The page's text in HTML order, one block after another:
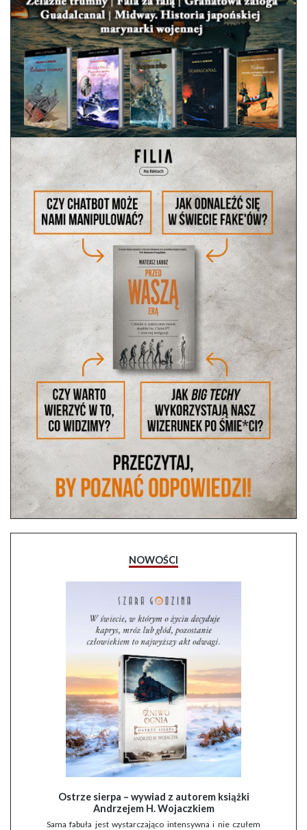
NOWOŚCI
Ostrze sierpa – wywiad z autorem książki
Andrzejem H. Wojaczkiem
Sama fabuła jest wystarczająco intensywna i nie czułem